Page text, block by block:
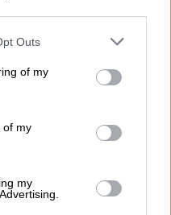
uses one or more Google
You may click to
its third-party tags to
in below Google
Outs
of my
of my
my
ελληνικές
ουρές
για τη
σε έναν από τους
στην οδό
από Έλληνες που
και καφέ.